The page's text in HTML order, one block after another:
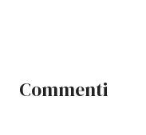
Commenti